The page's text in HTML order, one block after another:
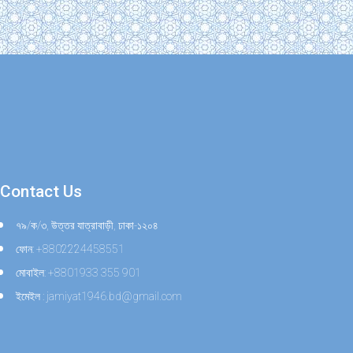
Contact Us
৭৯/ক/৩, উত্তর যাত্রাবাড়ী, ঢাকা-১২০৪
ফোন: +8802224458551
মোবাইল: +8801933 355 901
ইমেইল : jamiyat1946.bd@gmail.com